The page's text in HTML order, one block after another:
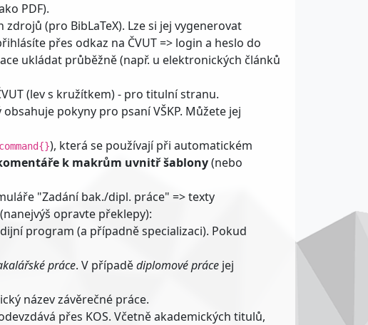
PDF).
(pro BibLaTeX). Lze si jej vygenerovat
přes odkaz na ČVUT => login a heslo do
ukládat průběžně (např. u elektronických článků
(lev s kružítkem) - pro titulní stranu.
pokyny pro psaní VŠKP. Můžete jej
), která se používají při automatickém
k makrům uvnitř šablony(nebo
"Zadání bak./dipl. práce" => texty
opravte překlepy):
program (a případně specializaci). Pokud
práce. V případědiplomové práce jej
název závěrečné práce.
přes KOS. Včetně akademických titulů,